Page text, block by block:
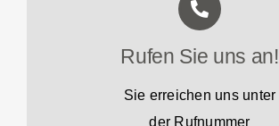
Rufen Sie uns an!
Sie erreichen uns unter
der Rufnummer